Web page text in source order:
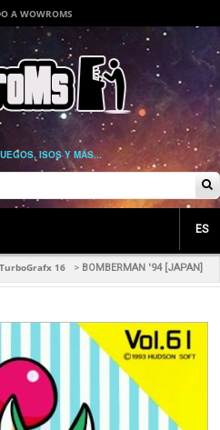
A WOWROMS
ISOS Y MÁS...
ES
16 > BOMBERMAN '94 [JAPAN]